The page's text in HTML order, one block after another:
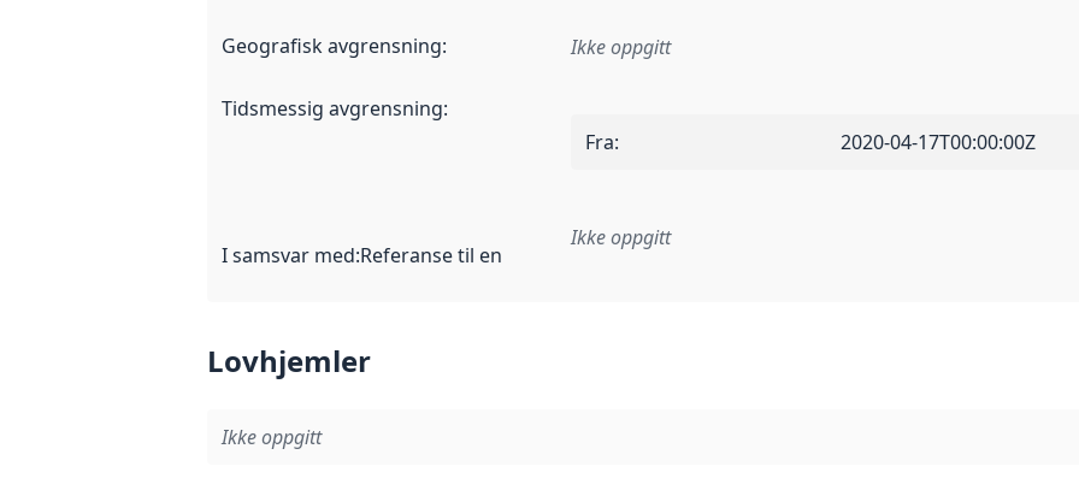
Geografisk avgrensning: Ikke oppgitt
Tidsmessig avgrensning:
Fra: 2020-04-17T00:00:00Z
I samsvar med:Referanse til en implementasjonsregel eller annen spesifikasjon, som ligger
Ikke oppgitt
Lovhjemler
Ikke oppgitt